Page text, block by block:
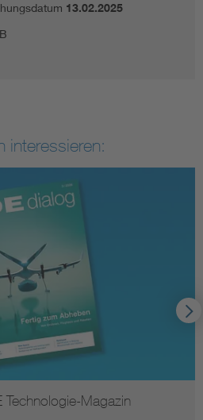
13.02.2025
interessieren:
Technologie-Magazin